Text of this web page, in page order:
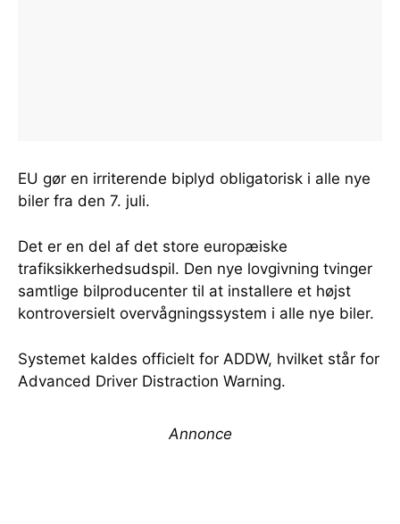
EU gør en irriterende biplyd obligatorisk i alle nye
biler fra den 7. juli.
Det er en del af det store europæiske
trafiksikkerhedsudspil. Den nye lovgivning tvinger
samtlige bilproducenter til at installere et højst
kontroversielt overvågningssystem i alle nye biler.
Systemet kaldes officielt for ADDW, hvilket står for
Advanced Driver Distraction Warning.
Annonce